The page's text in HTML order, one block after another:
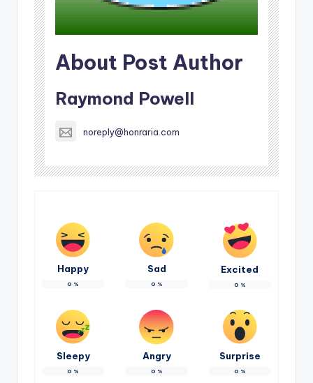
About Post Author
Raymond Powell
noreply@honraria.com
Happy
0 %
Sad
0 %
Excited
0 %
Sleepy
0 %
Angry
0 %
Surprise
0 %